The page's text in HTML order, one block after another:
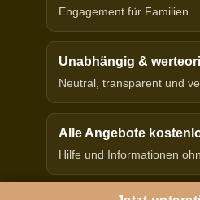
Engagement für Familien.
Unabhängig &
Neutral, transparent und
Alle Angebote
Hilfe und Informationen